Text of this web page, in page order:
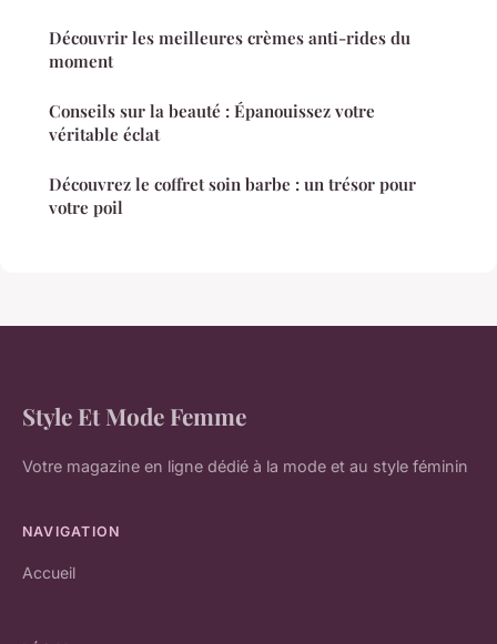
Découvrir les meilleures crèmes anti-rides du
moment
Conseils sur la beauté : Épanouissez votre
véritable éclat
Découvrez le coffret soin barbe : un trésor pour
votre poil
Style Et Mode Femme
Votre magazine en ligne dédié à la mode et au style féminin
NAVIGATION
Accueil